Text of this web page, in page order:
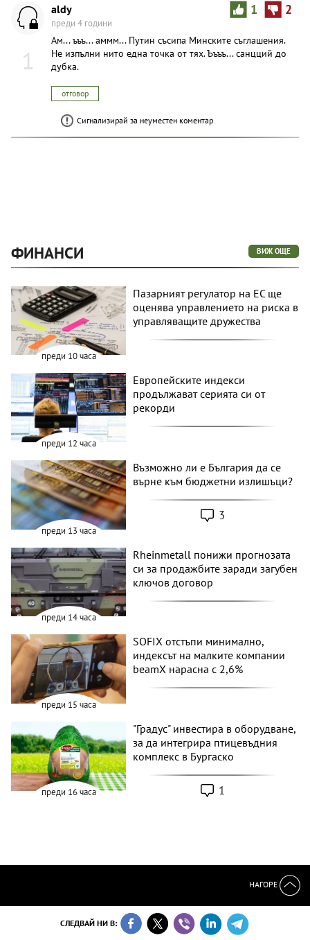
1
1 2
aldy
преди 4 години
Ам... ъъъ... аммм... Путин съсипа Минските съглашения.
Не изпълни нито една точка от тях. Ъъъъ... санцций до
дубка.
отговор
Сигнализирай за неуместен коментар
ФИНАНСИ ВИЖ ОЩЕ
преди 10 часа
Пазарният регулатор на ЕС ще
оценява управлението на риска в
управляващите дружества
преди 12 часа
Европейските индекси
продължават серията си от
рекорди
преди 13 часа
Възможно ли е България да се
върне към бюджетни излишъци?
3
преди 14 часа
Rheinmetall понижи прогнозата
си за продажбите заради загубен
ключов договор
преди 15 часа
SOFIX отстъпи минимално,
индексът на малките компании
beamX нарасна с 2,6%
преди 16 часа
"Градус" инвестира в оборудване,
за да интегрира птицевъдния
комплекс в Бургаско
1
НАГОРЕ
СЛЕДВАЙ НИ В: